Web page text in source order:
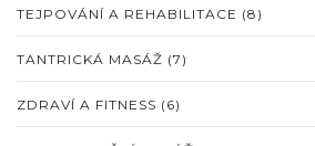
TEJPOVÁNÍ A REHABILITACE (8)
TANTRICKÁ MASÁŽ (7)
ZDRAVÍ A FITNESS (6)